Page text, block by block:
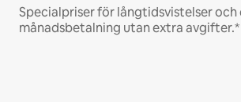
Specialpriser för långtidsvistelser och
månadsbetalning utan extra avgifter.*